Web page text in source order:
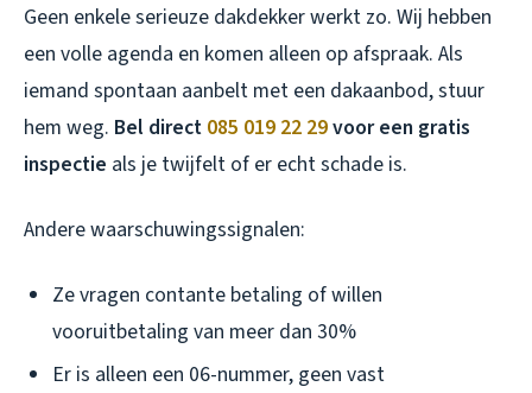
Geen enkele serieuze dakdekker werkt zo. Wij hebben
een volle agenda en komen alleen op afspraak. Als
iemand spontaan aanbelt met een dakaanbod, stuur
hem weg. Bel direct 085 019 22 29voor een gratis
inspectie als je twijfelt of er echt schade is.
Andere waarschuwingssignalen:
Ze vragen contante betaling of willen
vooruitbetaling van meer dan 30%
Er is alleen een 06-nummer, geen vast